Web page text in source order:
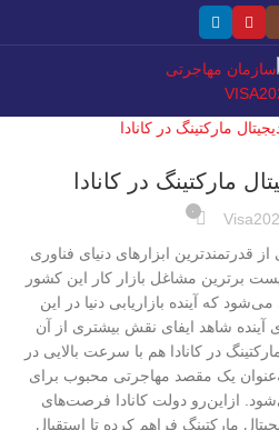
مارکتینگ در کانادا
۰
از قدرتمندترین ابزارهای دنیای فناوری
برترین مشاغل بازار کار این کشور
که آینده بازاریابی دنیا در این
شاهد ایفای نقش بیشتری از آن
در کانادا هم با سرعت بالایی در
یک مقصد مهاجرتی محبوب برای
ازاین‌رو دولت کانادا فرصت‌های
مارکتینگ فراهم کرده تا استقبال